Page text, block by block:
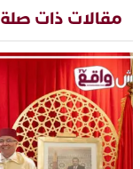
مقالات ذات صلة